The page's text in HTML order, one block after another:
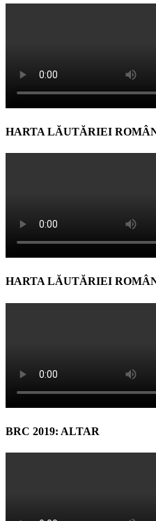
HARTA LĂUTĂRIEI
HARTA LĂUTĂRIEI
BRC 2019: ALTAR